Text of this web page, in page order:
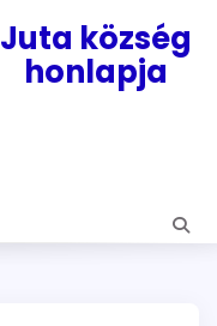
Juta község
honlapja